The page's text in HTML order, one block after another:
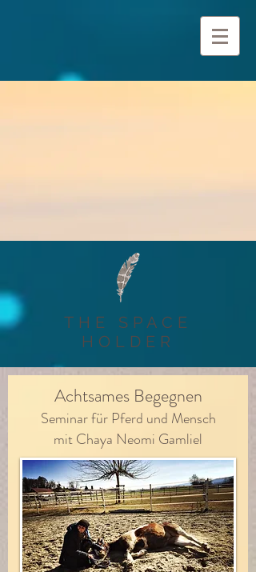
THE SPACE
HOLDER
Achtsames Begegnen
Seminar für Pferd und Mensch
mit Chaya Neomi Gamliel